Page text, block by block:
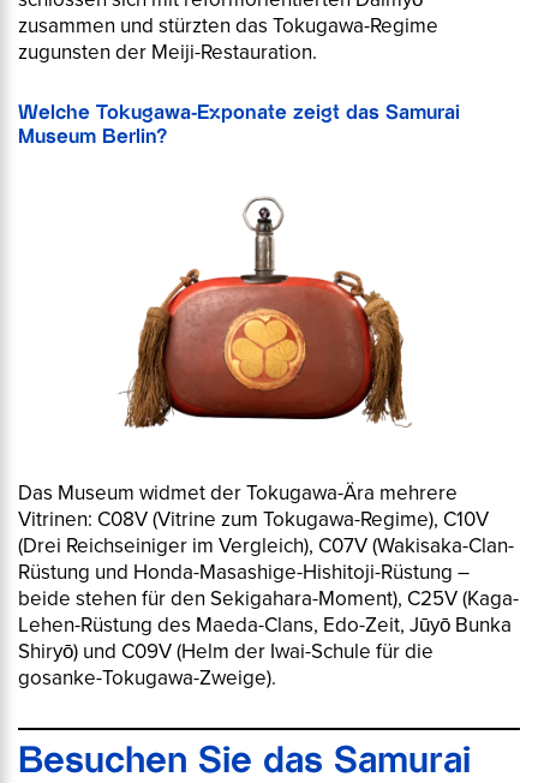
zusammen und stürzten das Tokugawa-Regime
zugunsten der Meiji-Restauration.
Welche Tokugawa-Exponate zeigt das Samurai
Museum Berlin?
Das Museum widmet der Tokugawa-Ära mehrere
Vitrinen: C08V (Vitrine zum Tokugawa-Regime), C10V
(Drei Reichseiniger im Vergleich), C07V (Wakisaka-Clan-
Rüstung und Honda-Masashige-Hishitoji-Rüstung –
beide stehen für den Sekigahara-Moment), C25V (Kaga-
Lehen-Rüstung des Maeda-Clans, Edo-Zeit, Jūyō Bunka
Shiryō) und C09V (Helm der Iwai-Schule für die
gosanke-Tokugawa-Zweige).
Besuchen Sie das Samurai